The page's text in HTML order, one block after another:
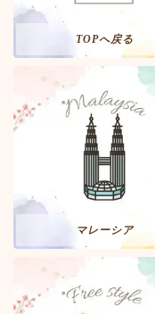
TOPへ戻る
マレーシア